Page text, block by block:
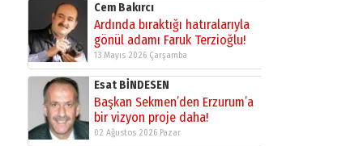
Cem Bakırcı
Ardında bıraktığı hatıralarıyla
gönül adamı Faruk Terzioğlu!
13 Mayıs 2026 Çarşamba
Esat BİNDESEN
Başkan Sekmen’den Erzurum’a
bir vizyon proje daha!
02 Ağustos 2026 Pazar